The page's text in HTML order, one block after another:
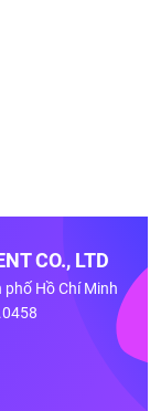
CO., LTD
Hồ Chí Minh